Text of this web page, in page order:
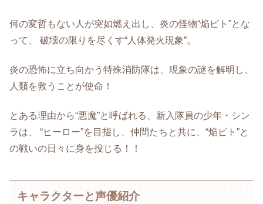
何の変哲もない人が突如燃え出し、炎の怪物“焔ビト”とな
って、 破壊の限りを尽くす“人体発火現象”。
炎の恐怖に立ち向かう特殊消防隊は、現象の謎を解明し、
人類を救うことが使命！
とある理由から“悪魔”と呼ばれる、新入隊員の少年・シン
ラは、 “ヒーロー”を目指し、仲間たちと共に、“焔ビト”と
の戦いの日々に身を投じる！！
キャラクターと声優紹介